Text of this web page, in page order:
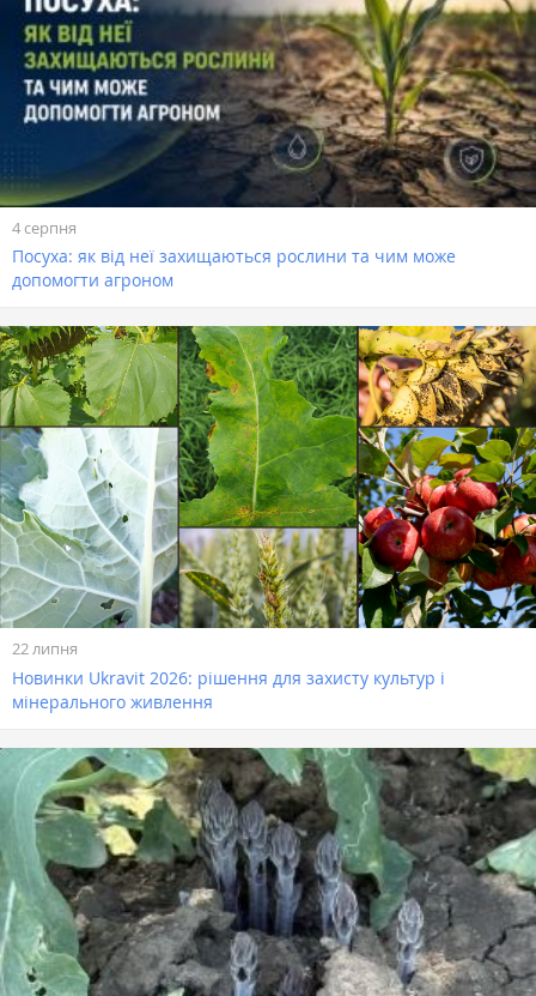
4 серпня
Посуха: як від неї захищаються рослини та чим може
допомогти агроном
22 липня
Новинки Ukravit 2026: рішення для захисту культур і
мінерального живлення